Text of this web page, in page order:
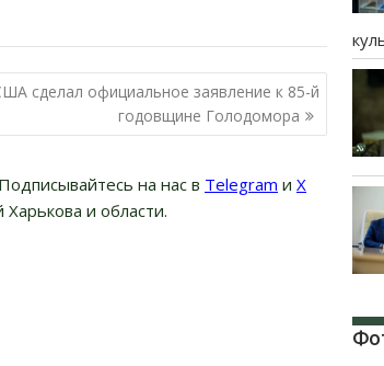
сделал официальное заявление к 85-й
годовщине Голодомора
на нас в Telegram и Х
и области.